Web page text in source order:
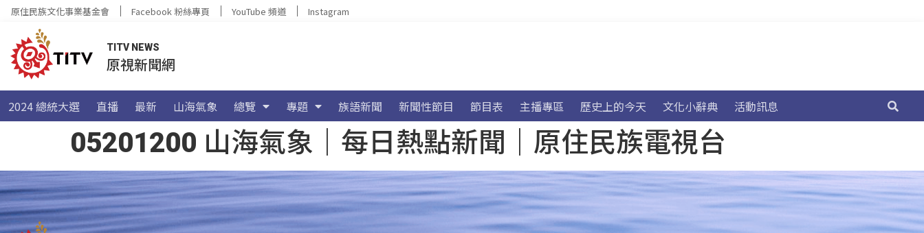
原住民族文化事業基金會 Facebook 粉絲專頁 YouTube 頻道 Instagram
TITV NEWS
原視新聞網
2024 總統大選 直播 最新 山海氣象 總覽 專題 族語新聞 新聞性節目 節目表 主播專區 歷史上的今天 文化小辭典 活動訊息
05201200 山海氣象｜每日熱點新聞｜原住民族電視台